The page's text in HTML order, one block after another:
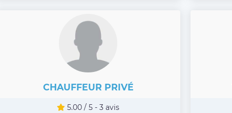
CHAUFFEUR PRIVÉ
5.00 / 5 - 3 avis